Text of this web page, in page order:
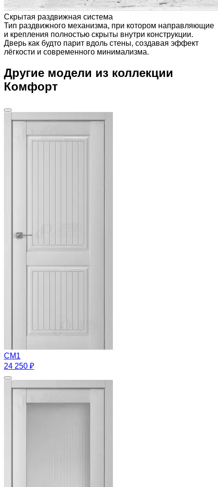
Скрытая раздвижная система
Тип раздвижного механизма, при котором направляющие
и крепления полностью скрыты внутри конструкции.
Дверь как будто парит вдоль стены, создавая эффект
лёгкости и современного минимализма.
Другие модели из коллекции
Комфорт
CM1
24 250 ₽